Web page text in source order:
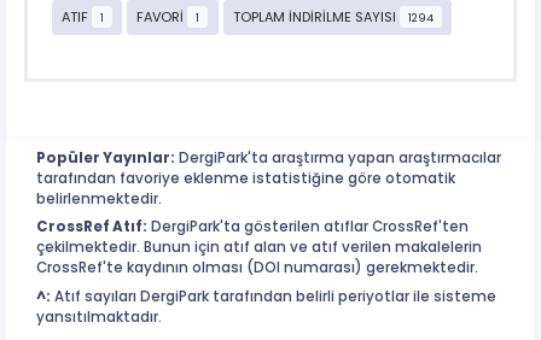
ATIF
1 FAVORİ 1 TOPLAM İNDİRİLME SAYISI 1294
Popüler Yayınlar: DergiPark'ta araştırma yapan araştırmacılar
tarafından favoriye eklenme istatistiğine göre otomatik
belirlenmektedir.
CrossRef Atıf: DergiPark'ta gösterilen atıflar CrossRef'ten
çekilmektedir. Bunun için atıf alan ve atıf verilen makalelerin
CrossRef'te kaydının olması (DOI numarası) gerekmektedir.
^: Atıf sayıları DergiPark tarafından belirli periyotlar ile sisteme
yansıtılmaktadır.